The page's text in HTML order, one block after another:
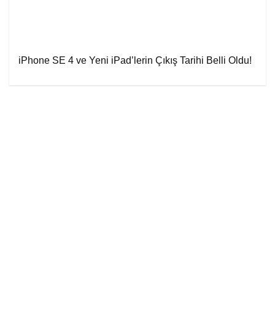
iPhone SE 4 ve Yeni iPad’lerin Çıkış Tarihi Belli Oldu!